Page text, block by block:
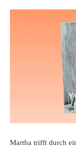
Martha trifft durch